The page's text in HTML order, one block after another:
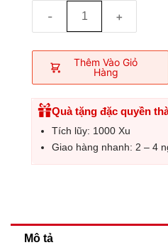
- +
Thêm Vào Giỏ
Hàng
Quà tặng đặc quyền
Tích lũy: 1000 Xu
Giao hàng nhanh: 2 – 4
Mô tả